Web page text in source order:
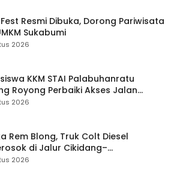
Resmi Dibuka, Dorong Pariwisata
Sukabumi
2026
KKM STAI Palabuhanratu
Royong Perbaiki Akses Jalan
Ta’lim di Sagaranten
2026
Rem Blong, Truk Colt Diesel
di Jalur Cikidang–
2026